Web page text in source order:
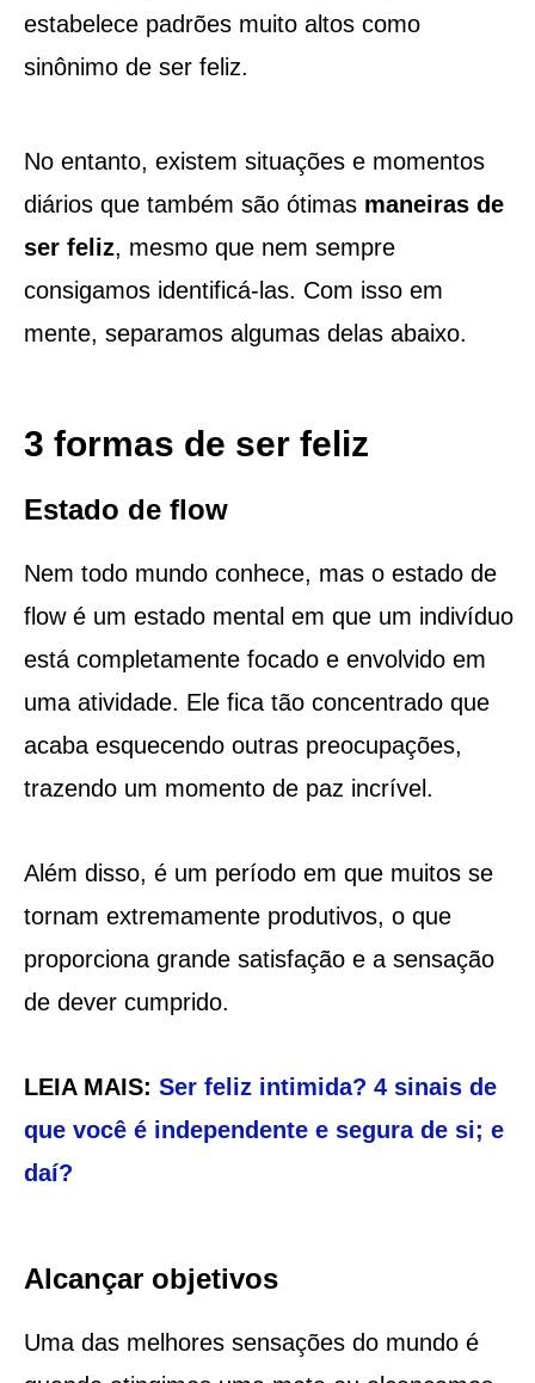
estabelece padrões muito altos como
sinônimo de ser feliz.
No entanto, existem situações e momentos
diários que também são ótimas maneiras de
ser feliz, mesmo que nem sempre
consigamos identificá-las. Com isso em
mente, separamos algumas delas abaixo.
3 formas de ser feliz
Estado de flow
Nem todo mundo conhece, mas o estado de
flow é um estado mental em que um indivíduo
está completamente focado e envolvido em
uma atividade. Ele fica tão concentrado que
acaba esquecendo outras preocupações,
trazendo um momento de paz incrível.
Além disso, é um período em que muitos se
tornam extremamente produtivos, o que
proporciona grande satisfação e a sensação
de dever cumprido.
LEIA MAIS: Ser feliz intimida? 4 sinais de
que você é independente e segura de si; e
daí?
Alcançar objetivos
Uma das melhores sensações do mundo é